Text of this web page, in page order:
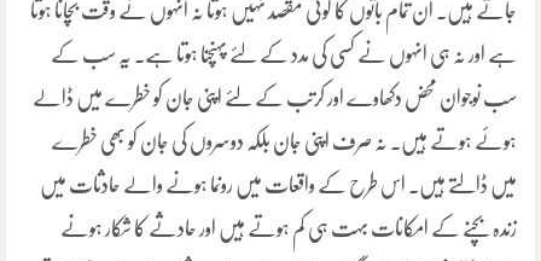
جاتے ہیں۔ ان تمام باتوں کا کوئی مقصد نہیں ہوتا نہ انہوں نے وقت بچانا ہوتا
ہے اور نہ ہی انہوں نے کسی کی مدد کے لئے پہنچنا ہوتا ہے۔ یہ سب کے
سب نوجوان محض دکھاوے اور کرتب کے لئے اپنی جان کو خطرے میں ڈالے
ہوئے ہوتے ہیں۔ نہ صرف اپنی جان بلکہ دوسروں کی جان کو بھی خطرے
میں ڈالتے ہیں۔ اس طرح کے واقعات میں رونما ہونے والے حادثات میں
زندہ بچنے کے امکانات بہت ہی کم ہوتے ہیں اور حادثے کا شکار ہونے